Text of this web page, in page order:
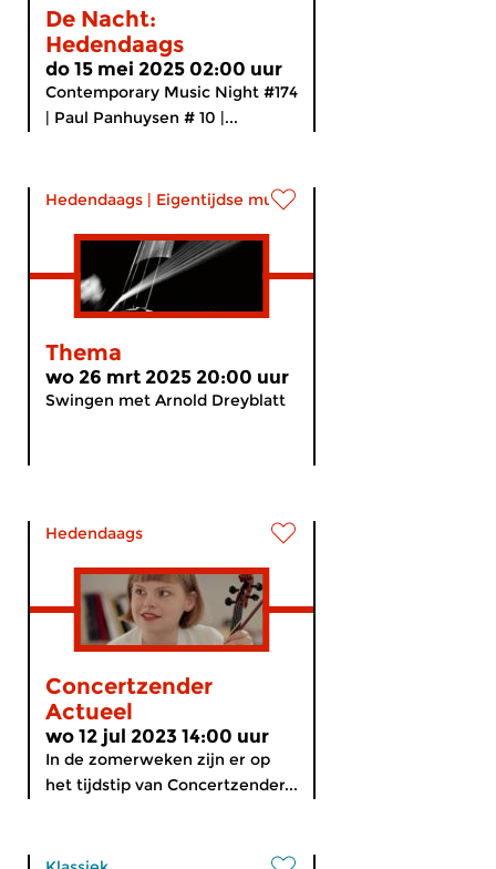
De Nacht:
Hedendaags
do 15 mei 2025 02:00 uur
Contemporary Music Night #174
| Paul Panhuysen # 10 |...
Hedendaags | Eigentijdse muziek
Thema
wo 26 mrt 2025 20:00 uur
Swingen met Arnold Dreyblatt
Hedendaags
Concertzender
Actueel
wo 12 jul 2023 14:00 uur
In de zomerweken zijn er op
het tijdstip van Concertzender...